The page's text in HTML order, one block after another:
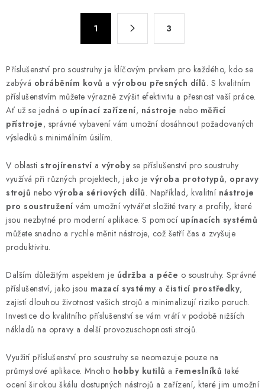
c
í
p
r
v
k
v
ý
p
i
s
u
á
n
k
o
v
á
n
í
1 3
Příslušenství pro soustruhy je klíčovým prvkem pro každého, kdo se
zabývá obráběním kovů a výrobou přesných dílů. S kvalitním
příslušenstvím můžete výrazně zvýšit efektivitu a přesnost vaší práce.
Ať už se jedná o upínací zařízení, nástroje nebo měřicí
přístroje, správné vybavení vám umožní dosáhnout požadovaných
výsledků s minimálním úsilím.
V oblasti strojírenství a výroby se příslušenství pro soustruhy
využívá při různých projektech, jako je výroba prototypů, opravy
strojů nebo výroba sériových dílů. Například, kvalitní nástroje
pro soustružení vám umožní vytvářet složité tvary a profily, které
jsou nezbytné pro moderní aplikace. S pomocí upínacích systémů
můžete snadno a rychle měnit nástroje, což šetří čas a zvyšuje
produktivitu.
Dalším důležitým aspektem je údržba a péče o soustruhy. Správné
příslušenství, jako jsou mazací systémy a čisticí prostředky,
zajistí dlouhou životnost vašich strojů a minimalizují riziko poruch.
Investice do kvalitního příslušenství se vám vrátí v podobě nižších
nákladů na opravy a delší provozuschopnosti strojů.
Využití příslušenství pro soustruhy se neomezuje pouze na
průmyslové aplikace. Mnoho hobby kutilů a řemeslníků také
ocení širokou škálu dostupných nástrojů a zařízení, které jim umožní